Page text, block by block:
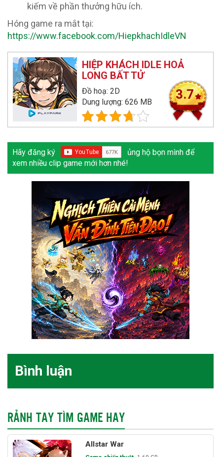
kiếm về phần thưởng hữu ích.
Hóng game ra mắt tại:
https://www.facebook.com/HiepkhachIdleVN
HIỆP KHÁCH IDLE HOẢ
LONG BẤT TỬ
Đồ hoạ: 2D
Dung lượng: 626 MB
3.7
Hãy đăng ký
ủng hộ bọn mình để
xem nhiều clip game mới hơn nhé!
Bình luận
RẢNH TAY TÌM GAME HAY
Allstar War